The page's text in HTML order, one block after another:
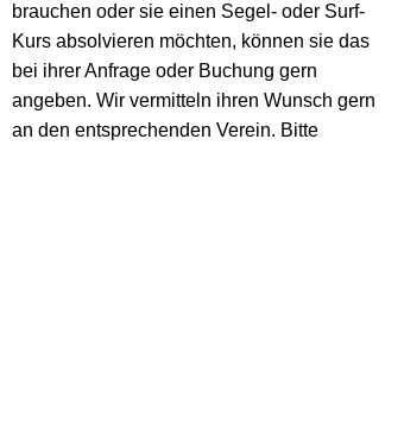
brauchen oder sie einen Segel- oder Surf-
Kurs absolvieren möchten, können sie das
bei ihrer Anfrage oder Buchung gern
angeben. Wir vermitteln ihren Wunsch gern
an den entsprechenden Verein. Bitte